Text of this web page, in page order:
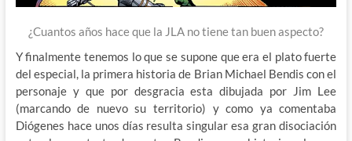
¿Cuantos años hace que la JLA no tiene tan buen aspecto?
Y finalmente tenemos lo que se supone que era el plato fuerte
del especial, la primera historia de Brian Michael Bendis con el
personaje y que por desgracia esta dibujada por Jim Lee
(marcando de nuevo su territorio) y como ya comentaba
Diógenes hace unos días resulta singular esa gran disociación